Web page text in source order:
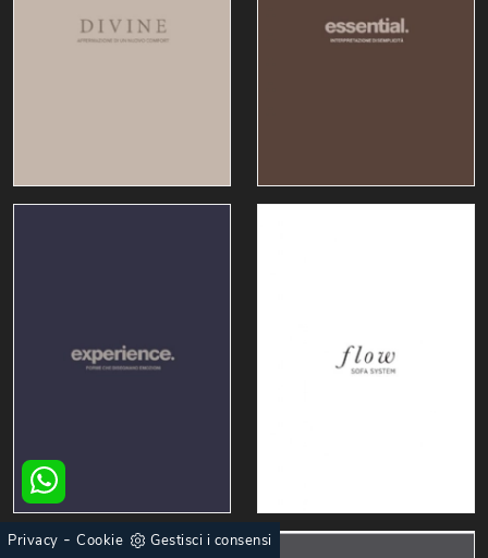
Privacy - Cookie Gestisci i consensi